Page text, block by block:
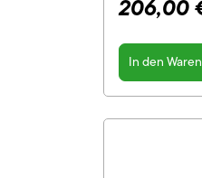
206,00
In den